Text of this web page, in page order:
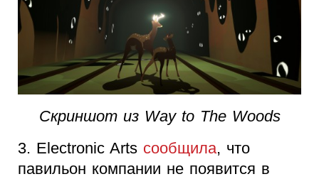
Скриншот из Way to The Woods
3. Electronic Arts сообщила, что
павильон компании не появится в